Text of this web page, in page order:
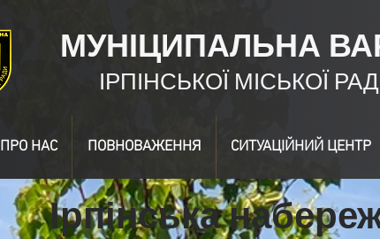
МУНІЦИПАЛЬНА
ІРПІНСЬКОЇ МІСЬКОЇ
ПРО НАС ПОВНОВАЖЕННЯ СИТУАЦІЙНИЙ ЦЕНТР
Ірпінська